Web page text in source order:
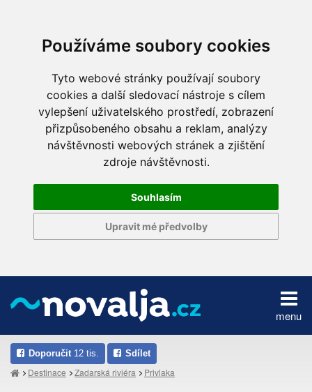
Používáme soubory cookies
Tyto webové stránky používají soubory
cookies a další sledovací nástroje s cílem
vylepšení uživatelského prostředí, zobrazení
přizpůsobeného obsahu a reklam, analýzy
návštěvnosti webových stránek a zjištění
zdroje návštěvnosti.
Souhlasím
Upravit mé předvolby
menu
Doporučit 12 tis. Sdílet
Destinace Zadarská riviéra Privlaka